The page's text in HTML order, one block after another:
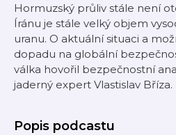
Hormuzský průliv stále není
Íránu je stále velký objem
uranu. O aktuální situaci a
dopadu na globální
válka hovořil bezpečnostní
jaderný expert Vlastislav Bříza.
Popis podcastu